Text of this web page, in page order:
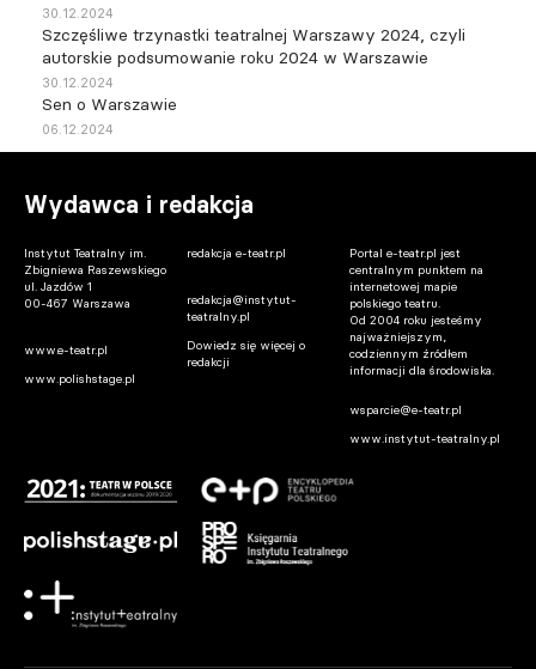
30.12.2024
Szczęśliwe trzynastki teatralnej Warszawy 2024, czyli
autorskie podsumowanie roku 2024 w Warszawie
30.12.2024
Sen o Warszawie
06.12.2024
Wydawca i redakcja
Instytut Teatralny im.
Zbigniewa Raszewskiego
ul. Jazdów 1
00-467 Warszawa
www.e-teatr.pl
www.polishstage.pl
redakcja e-teatr.pl
redakcja@instytut-
teatralny.pl
Dowiedz się więcej o
redakcji
Portal e-teatr.pl jest
centralnym punktem na
internetowej mapie
polskiego teatru.
Od 2004 roku jesteśmy
najważniejszym,
codziennym źródłem
informacji dla środowiska.
wsparcie@e-teatr.pl
www.instytut-teatralny.pl